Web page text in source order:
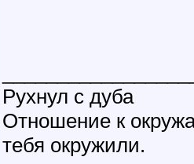
Рухнул с дуба
Отношение к
тебя окружили.